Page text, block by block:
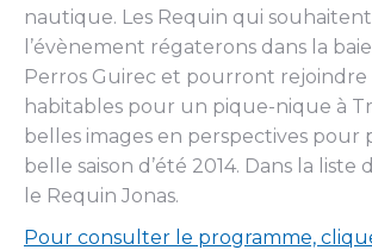
nautique. Les Requin qui
l’évènement régaterons dans la
Perros Guirec et pourront rejoindre
habitables pour un pique-nique à
belles images en perspectives pour
belle saison d’été 2014. Dans la liste
le Requin Jonas.
Pour consulter le programme,